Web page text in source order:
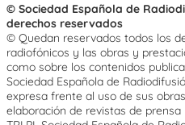
© Sociedad Española de
derechos reservados
© Quedan reservados todos los
radiofónicos y las obras y
como sobre los contenidos
Sociedad Española de
expresa frente al uso de sus
elaboración de revistas de prensa